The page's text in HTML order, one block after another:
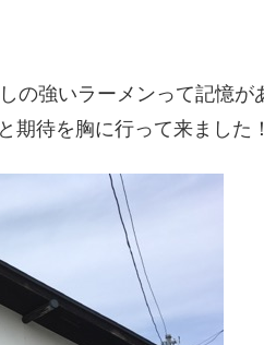
の強いラーメンって記憶
期待を胸に行って来ました！